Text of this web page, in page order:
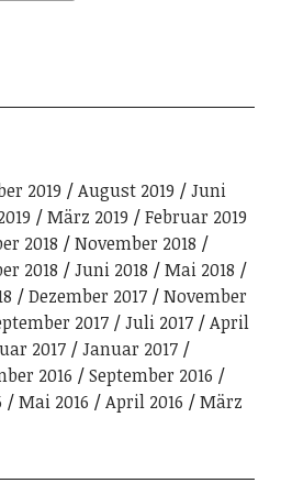
2019 August 2019
Juni
März 2019
Februar 2019
2018
November 2018
2018 Juni 2018
Mai 2018
Dezember 2017
November
2017 Juli 2017
April
2017
Januar 2017
2016
September 2016
Mai 2016 April 2016
März